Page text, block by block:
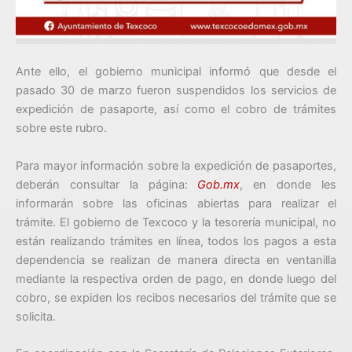
Ante ello, el gobierno municipal informó que desde el
pasado 30 de marzo fueron suspendidos los servicios de
expedición de pasaporte, así como el cobro de trámites
sobre este rubro.
Para mayor información sobre la expedición de pasaportes,
deberán consultar la página: Gob.mx, en donde les
informarán sobre las oficinas abiertas para realizar el
trámite. El gobierno de Texcoco y la tesorería municipal, no
están realizando trámites en línea, todos los pagos a esta
dependencia se realizan de manera directa en ventanilla
mediante la respectiva orden de pago, en donde luego del
cobro, se expiden los recibos necesarios del trámite que se
solicita.